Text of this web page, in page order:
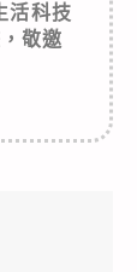
活科技
敬邀